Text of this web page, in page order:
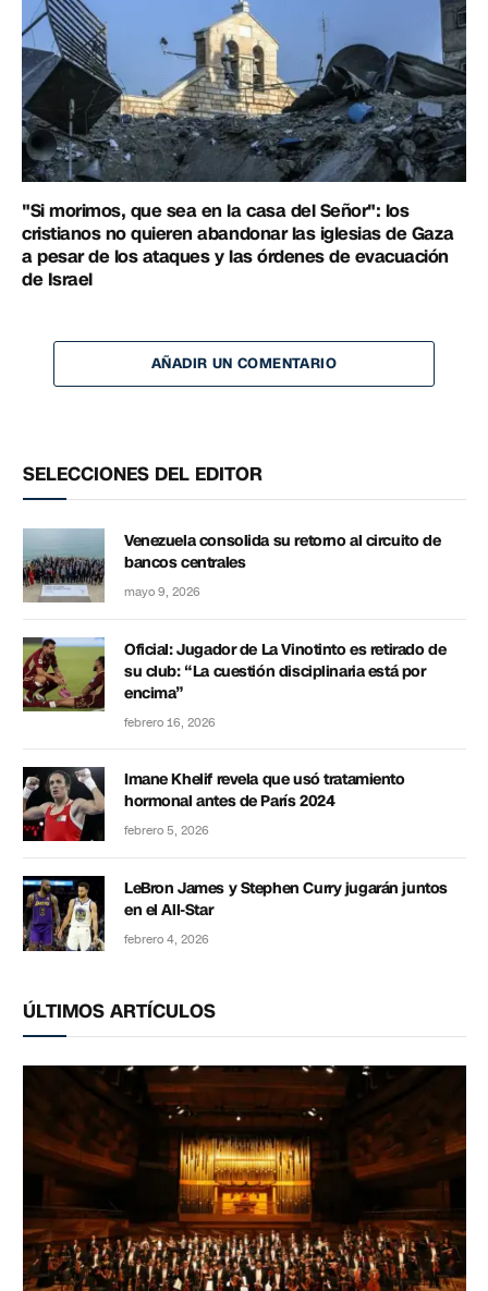
"Si morimos, que sea en la casa del Señor": los
cristianos no quieren abandonar las iglesias de Gaza
a pesar de los ataques y las órdenes de evacuación
de Israel
AÑADIR UN COMENTARIO
SELECCIONES DEL EDITOR
Venezuela consolida su retorno al circuito de
bancos centrales
mayo 9, 2026
Oficial: Jugador de La Vinotinto es retirado de
su club: “La cuestión disciplinaria está por
encima”
febrero 16, 2026
Imane Khelif revela que usó tratamiento
hormonal antes de París 2024
febrero 5, 2026
LeBron James y Stephen Curry jugarán juntos
en el All-Star
febrero 4, 2026
ÚLTIMOS ARTÍCULOS